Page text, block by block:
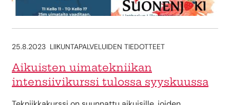
25.8.2023 LIIKUNTAPALVELUIDEN TIEDOTTEET
Aikuisten uimatekniikan
intensiivikurssi tulossa syyskuussa